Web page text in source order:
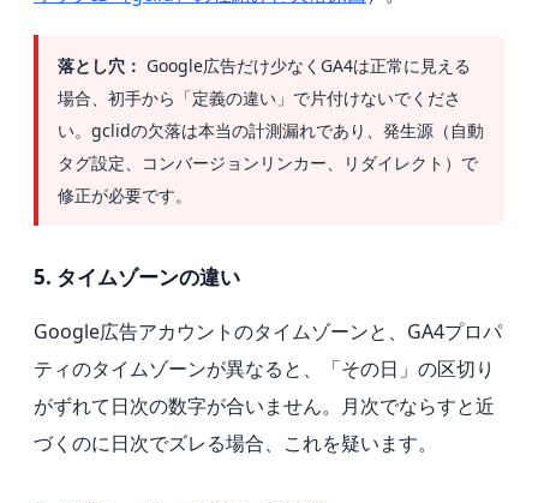
落とし穴： Google広告だけ少なくGA4は正常に見える
場合、初手から「定義の違い」で片付けないでくださ
い。gclidの欠落は本当の計測漏れであり、発生源（自動
タグ設定、コンバージョンリンカー、リダイレクト）で
修正が必要です。
5. タイムゾーンの違い
Google広告アカウントのタイムゾーンと、GA4プロパ
ティのタイムゾーンが異なると、「その日」の区切り
がずれて日次の数字が合いません。月次でならすと近
づくのに日次でズレる場合、これを疑います。